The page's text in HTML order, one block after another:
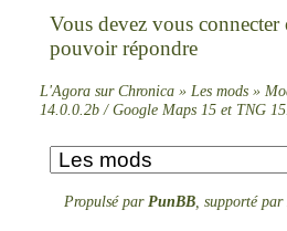
Vous devez vous connecter
pouvoir répondre
L'Agora sur Chronica » Les mods »
14.0.0.2b / Google Maps 15 et TNG
Propulsé par PunBB, supporté par